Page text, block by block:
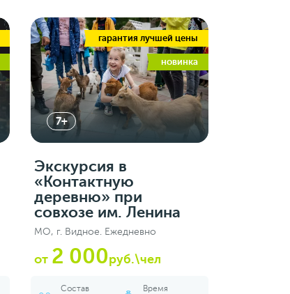
гарантия лучшей цены
новинка
7+
Экскурсия в
«Контактную
деревню» при
совхозе им. Ленина
МО, г. Видное. Ежедневно
от 2 000руб.\чел
Состав Время